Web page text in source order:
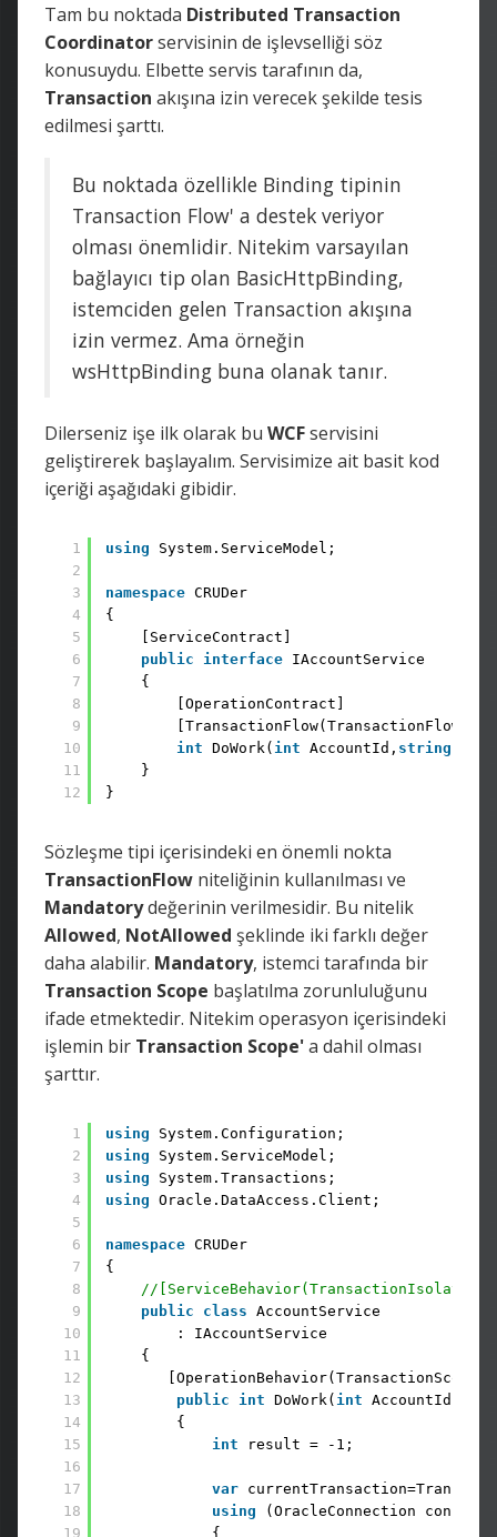
Tam bu noktada Distributed Transaction
Coordinatorservisinin de işlevselliği söz
konusuydu. Elbette servis tarafının da,
Transaction akışına izin verecek şekilde tesis
edilmesi şarttı.
Bu noktada özellikle Binding tipinin
Transaction Flow' a destek veriyor
olması önemlidir. Nitekim varsayılan
bağlayıcı tip olan BasicHttpBinding,
istemciden gelen Transaction akışına
izin vermez. Ama örneğin
wsHttpBinding buna olanak tanır.
Dilerseniz işe ilk olarak bu WCFservisini
geliştirerek başlayalım. Servisimize ait basit kod
içeriği aşağıdaki gibidir.
1
2
3
4
5
6
7
8
9
10
11
12
using System.ServiceModel;
namespace CRUDer
{
[ServiceContract]
public
interface IAccountService
{
[OperationContract]
int DoWork( int AccountId, string
}
}
Sözleşme tipi içerisindeki en önemli nokta
TransactionFlow niteliğinin kullanılması ve
Mandatorydeğerinin verilmesidir. Bu nitelik
Allowed, NotAllowed şeklinde iki farklı değer
daha alabilir. Mandatory, istemci tarafında bir
Transaction Scope başlatılma zorunluluğunu
ifade etmektedir. Nitekim operasyon içerisindeki
işlemin bir Transaction Scope'a dahil olması
şarttır.
1
2
3
4
5
6
7
8
9
10
11
12
13
14
15
16
17
18
19
using
System.Configuration;
using
System.ServiceModel;
using
System.Transactions;
using Oracle.DataAccess.Client;
namespace CRUDer
{
//
public
class AccountService
: IAccountService
{
public
int DoWork( int AccountId,
{
int
result = -1;
var
using
(OracleConnection conn =
{